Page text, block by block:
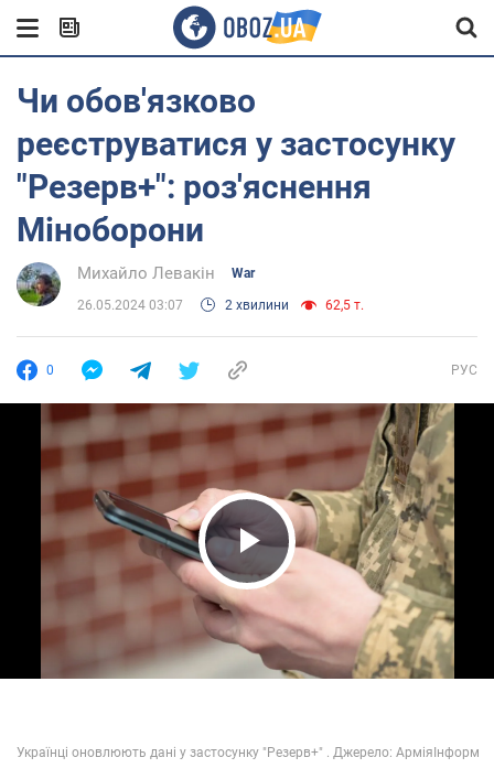
Чи обов'язково
реєструватися у застосунку
"Резерв+": роз'яснення
Міноборони
Михайло Левакін War
26.05.2024 03:07 2 хвилини 62,5 т.
0 РУС
Play Video